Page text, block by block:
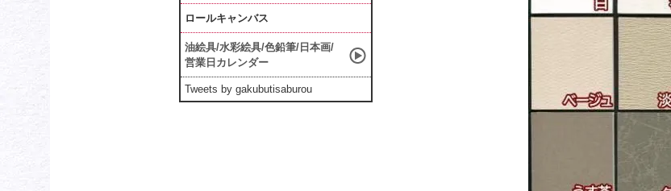
ロールキャンバス
油絵具/水彩絵具/色鉛筆/日本画/
営業日カレンダー
Tweets by gakubutisaburou